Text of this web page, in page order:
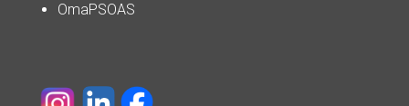
OmaPSOAS